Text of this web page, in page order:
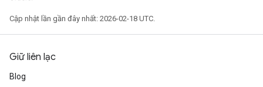
Cập nhật lần gần đây nhất: 2026-02-18 UTC.
Giữ liên lạc
Blog